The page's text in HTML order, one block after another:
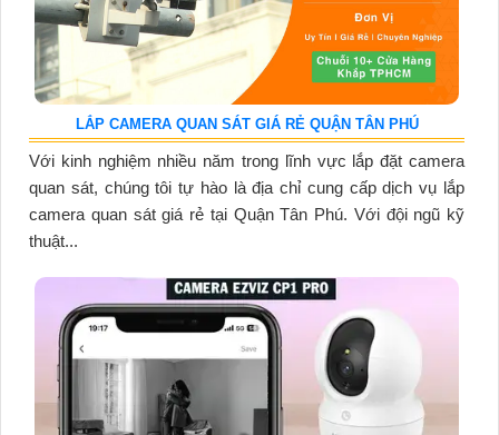
LẮP CAMERA QUAN SÁT GIÁ RẺ QUẬN TÂN PHÚ
Với kinh nghiệm nhiều năm trong lĩnh vực lắp đặt camera
quan sát, chúng tôi tự hào là địa chỉ cung cấp dịch vụ lắp
camera quan sát giá rẻ tại Quận Tân Phú. Với đội ngũ kỹ
thuật...